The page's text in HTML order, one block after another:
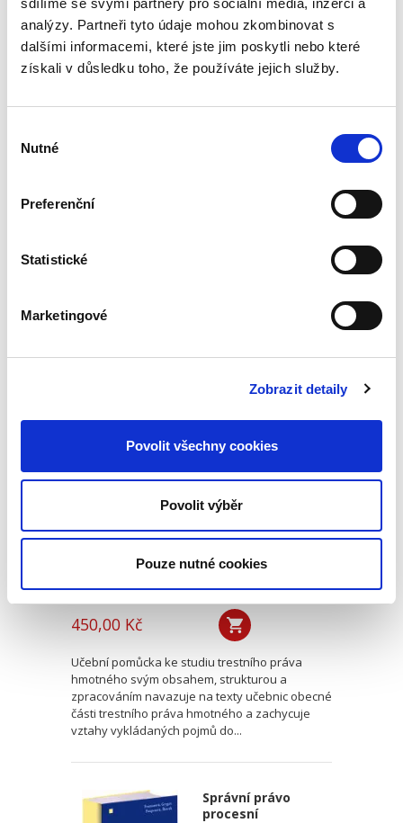
sdílíme se svými partnery pro sociální média, inzerci a
analýzy. Partneři tyto údaje mohou zkombinovat s
dalšími informacemi, které jste jim poskytli nebo které
získali v důsledku toho, že používáte jejich služby.
souhlasu
Nutné
Preferenční
Statistické
Marketingové
Zobrazit detaily
Povolit všechny cookies
Povolit výběr
Pouze nutné cookies
Obchodní
společnosti a
2. VYDÁNÍ
990,00 Kč
výklad právní úpravy obchodních korporací s
odstupem téměř deseti let po reformě
rozsáhlou a významnou...
Tabulky a
schémata z obecné
části trestního
práva hmotného. 3.
3. VYDÁNÍ
Jiří Říha
450,00 Kč
Učební pomůcka ke studiu trestního práva
hmotného svým obsahem, strukturou a
zpracováním navazuje na texty učebnic obecné
části trestního práva hmotného a zachycuje
vztahy vykládaných pojmů do...
Správní právo
procesní